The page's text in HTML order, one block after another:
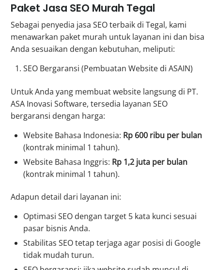
Paket Jasa SEO Murah Tegal
Sebagai penyedia jasa SEO terbaik di Tegal, kami
menawarkan paket murah untuk layanan ini dan bisa
Anda sesuaikan dengan kebutuhan, meliputi:
SEO Bergaransi (Pembuatan Website di ASAIN)
Untuk Anda yang membuat website langsung di PT.
ASA Inovasi Software, tersedia layanan SEO
bergaransi dengan harga:
Website Bahasa Indonesia: Rp 600 ribu per bulan
(kontrak minimal 1 tahun).
Website Bahasa Inggris: Rp 1,2 juta per bulan
(kontrak minimal 1 tahun).
Adapun detail dari layanan ini:
Optimasi SEO dengan target 5 kata kunci sesuai
pasar bisnis Anda.
Stabilitas SEO tetap terjaga agar posisi di Google
tidak mudah turun.